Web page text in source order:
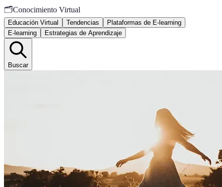
🗂️Conocimiento Virtual
Educación Virtual Tendencias
Plataformas de E-learning
E-learning
Estrategias de Aprendizaje
Buscar